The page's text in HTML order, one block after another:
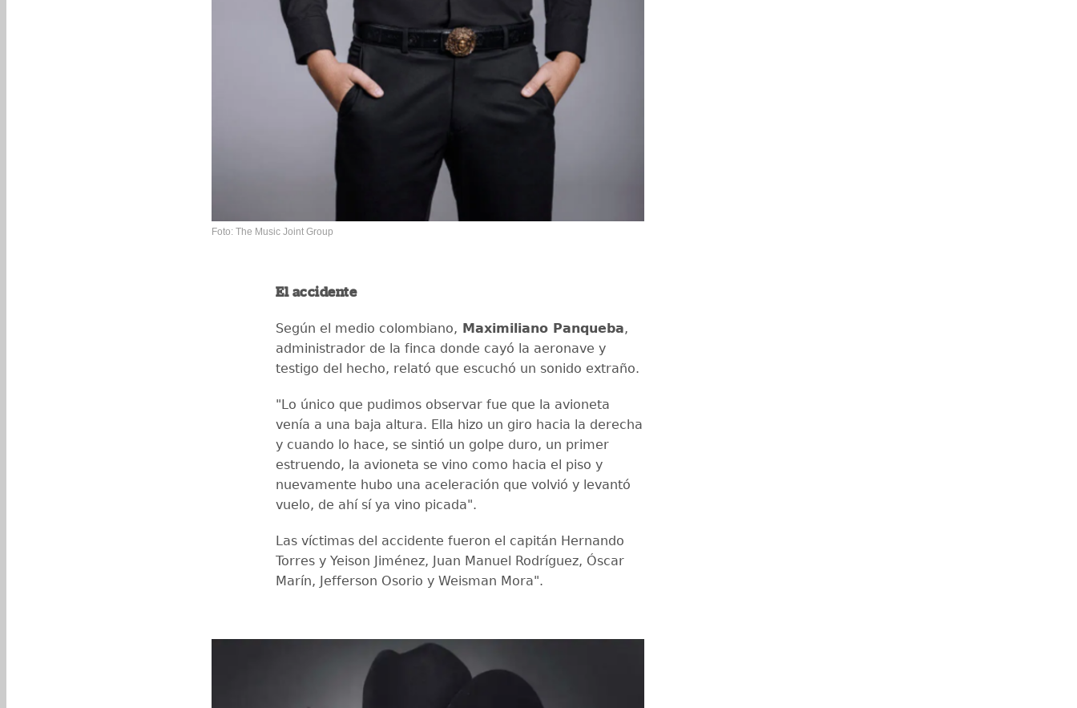
Foto: The Music Joint Group
El accidente
Según el medio colombiano, Maximiliano Panqueba,
administrador de la finca donde cayó la aeronave y
testigo del hecho, relató que escuchó un sonido extraño.
"Lo único que pudimos observar fue que la avioneta
venía a una baja altura. Ella hizo un giro hacia la derecha
y cuando lo hace, se sintió un golpe duro, un primer
estruendo, la avioneta se vino como hacia el piso y
nuevamente hubo una aceleración que volvió y levantó
vuelo, de ahí sí ya vino picada".
Las víctimas del accidente fueron el capitán Hernando
Torres y Yeison Jiménez, Juan Manuel Rodríguez, Óscar
Marín, Jefferson Osorio y Weisman Mora".